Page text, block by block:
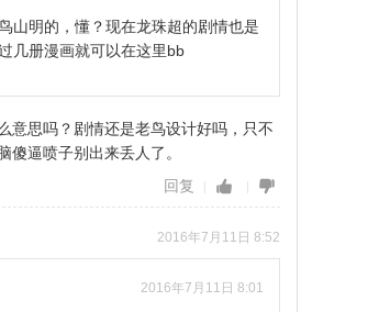
山明的，懂？现在龙珠超的剧情也是
几册漫画就可以在这里bb
意思吗？剧情还是老鸟设计好吗，只不
逼喷子别出来丢人了。
回复
2016年7月11日 8:52
2016年7月11日 8:01